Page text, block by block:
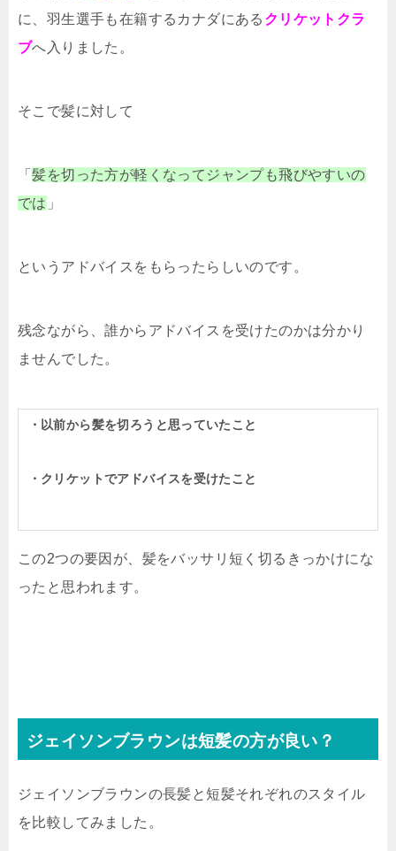
に、羽生選手も在籍するカナダにある クリケットクラ
ブへ入りました。
そこで髪に対して
「髪を切った方が軽くなってジャンプも飛びやすいの
では 」
というアドバイスをもらったらしいのです。
残念ながら、誰からアドバイスを受けたのかは分かり
ませんでした。
・以前から髪を切ろうと思っていたこと
・クリケットでアドバイスを受けたこと
この2つの要因が、髪をバッサリ短く切るきっかけにな
ったと思われます。
ジェイソンブラウンは短髪の方が良い？
ジェイソンブラウンの長髪と短髪それぞれのスタイル
を比較してみました。